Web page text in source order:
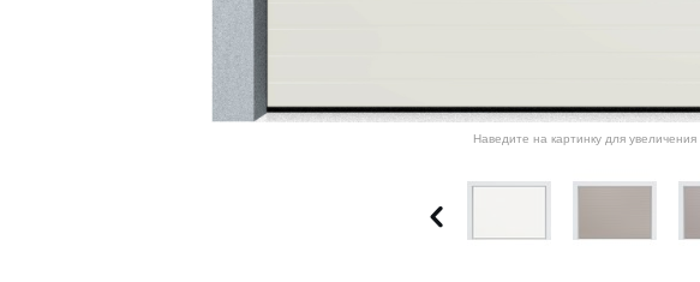
Наведите на картинку для увеличения